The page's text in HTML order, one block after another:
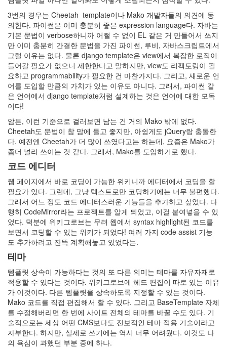
3번의 경우는 Cheetah template이나 Mako 개발자들의 의견에 동
의한다. 파이썬은 이미 충분히 좋은 expression language다. 자바는
기본 문법이 verbose하니까 어쩔 수 없이 EL 같은 거 만들어서 쓰지
만 이미 충분히 간결한 문법을 가진 파이썬, 루비, 자바스크립트에서
그럴 이유는 없다. 물론 django template은 view에서 복잡한 로직이
들어갈 필요가 없으니 제한한다고 말하지만, view도 리팩토링이 필
요하고 programmability가 필요한 건 마찬가지다. 그리고, 새로운 언
어를 도입할 만큼의 가치가 있는 이유도 아니다. 그래서, 파이썬 같
은 언어에서 django template처럼 설계하는 것은 언어에 대한 모독
이다!
암튼, 이런 기준으로 걸러보면 남는 건 거의 Mako 밖에 없다.
Cheetah도 문법이 참 맘에 들고 좋지만, 아쉽게도 jQuery랑 충돌한
다. 예전엔 Cheetah가 더 많이 쓰였다고는 하는데, 요즘은 Mako가
좀더 널리 쓰이는 것 같다. 그래서, Mako를 도입하기로 했다.
코드 에디터
웹 페이지에서 바로 코딩이 가능한 위키니까 에디터에서 코딩을 할
필요가 있다. 그런데, 그냥 텍스트로만 코딩하기에는 너무 불편했다.
그래서 어느 정도 코드 에디터스러운 기능들을 추가하고 싶었다. 다
행히 CodeMirror라는 프로젝트를 알게 되었고, 이걸 붙여넣을 수 있
었다. 덕분에 위키그로브는 무려 웹에서 syntax highlight된 코드를
보면서 코딩할 수 있는 위키가 되었다! 여러 가지 code assist 기능
도 추가하려고 잔뜩 계획해놓고 있었다는.
테마
템플릿 상속이 가능하다는 것의 또 다른 의미는 테마를 자유자재로
적용할 수 있다는 것이다. 위키그로브에 헤드 편집이 따로 있는 이유
가 이것이다. 다른 템플릿을 상속하도록 지정할 수 있는 것이다.
Mako 코드를 직접 편집해서 할 수 있다. 그리고 BaseTemplate 자체
를 수정해버리면 한 번에 사이트 전체의 테마를 바꿀 수도 있다. 기
술적으로는 세상 어떤 CMS보다도 진보적인 테마 적용 기술이라고
자부한다. 하지만, 실제로 쓰기에는 역시 너무 어려웠다. 이것도 나
의 욕심이 과했던 부분 중에 하나.